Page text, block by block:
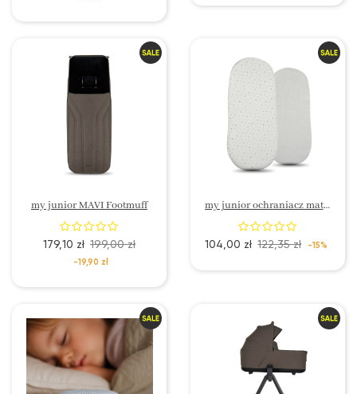
my junior MAVI Footmuff
179,10 zł 199,00 zł
-19,90 zł
my junior ochraniacz materaca z bawełny organicznej (zestaw 2 szt.)
104,00 zł 122,35 zł -15%